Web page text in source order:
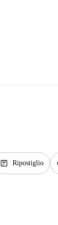
package Ripostiglio